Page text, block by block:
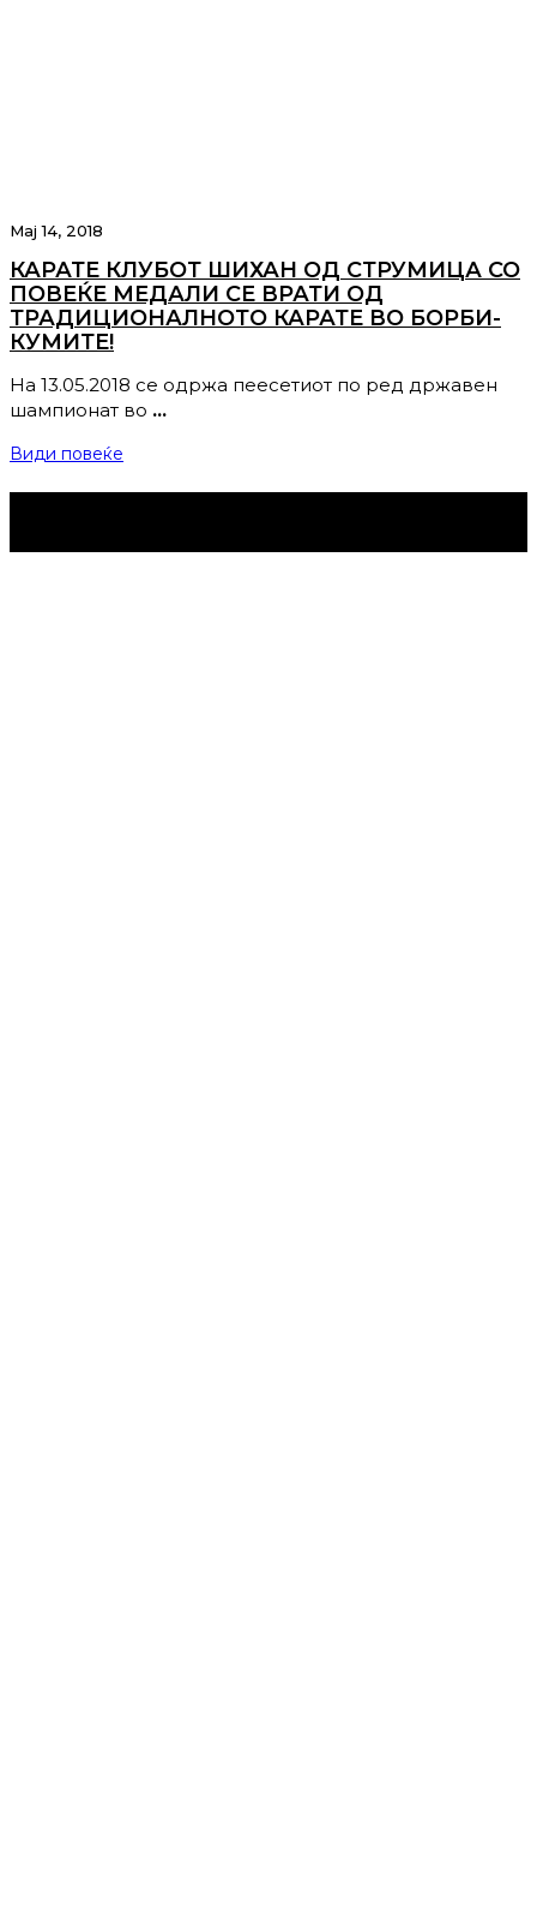
Мај 14, 2018
КАРАТЕ КЛУБОТ ШИХАН ОД СТРУМИЦА СО
ПОВЕЌЕ МЕДАЛИ СЕ ВРАТИ ОД
ТРАДИЦИОНАЛНОТО КАРАТЕ ВО БОРБИ-
КУМИТЕ!
На 13.05.2018 се одржа пеесетиот по ред државен
шампионат во …
Види повеќе